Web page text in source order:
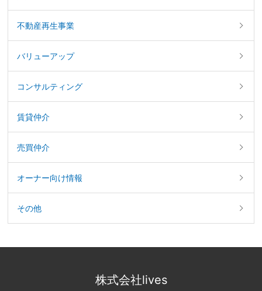
不動産再生事業
バリューアップ
コンサルティング
賃貸仲介
売買仲介
オーナー向け情報
その他
株式会社lives